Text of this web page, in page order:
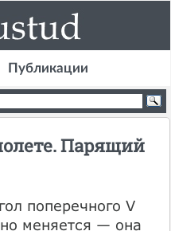
Публикации
Парящий
поперечного V
меняется — она